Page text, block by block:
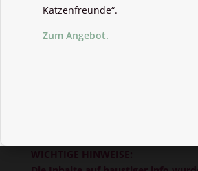
Katzenfreunde“.
Zum Angebot.
WICHTIGE HINWEISE: